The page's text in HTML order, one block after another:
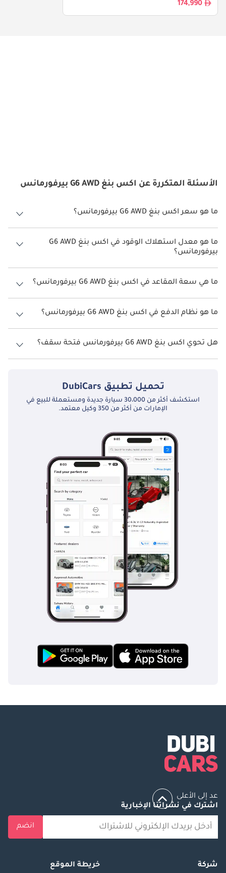
174,990
الأسئلة المتكررة عن اكس بنغ G6 AWD بيرفورمانس
ما هو سعر اكس بنغ G6 AWD بيرفورمانس؟
سعر اكس بنغ G6 AWD بيرفورمانس هو درهم 189,900.
ما هو معدل استهلاك الوقود في اكس بنغ G6 AWD
بيرفورمانس؟
يبلغ معدل استهلاك الوقود المقترح من الشركة المصنعة لسيارة اكس بنغ
G6 2026 من 435 كم - 570 كم.
ما هي سعة المقاعد في اكس بنغ G6 AWD بيرفورمانس؟
تتسع اكس بنغ G6 AWD بيرفورمانس لأ 5 أشخاص.
ما هو نظام الدفع في اكس بنغ G6 AWD بيرفورمانس؟
نظام الدفع في اكس بنغ G6 All Wheel Drive AWD بيرفورمانس.
هل تحوي اكس بنغ G6 AWD بيرفورمانس فتحة سقف؟
نعم توفر اكس بنغ G6 AWD بيرفورمانس فتحة السقف كخيار.
تحميل تطبيق DubiCars
استكشف أكثر من 30،000 سيارة جديدة ومستعملة للبيع في
الإمارات من أكثر من 350 وكيل معتمد.
عد إلى الأعلى
اشترك في نشراتنا الإخبارية
انضم
شركة
خريطة الموقع